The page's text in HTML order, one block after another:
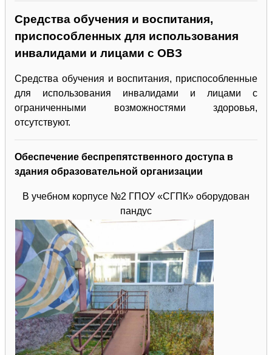
Средства обучения и воспитания,
приспособленных для использования
инвалидами и лицами с ОВЗ
Средства обучения и воспитания, приспособленные
для использования инвалидами и лицами с
ограниченными возможностями здоровья,
отсутствуют.
Обеспечение беспрепятственного доступа в
здания образовательной организации
В учебном корпусе №2 ГПОУ «СГПК» оборудован
пандус